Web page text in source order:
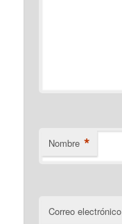
Nombre *
Correo electrónico